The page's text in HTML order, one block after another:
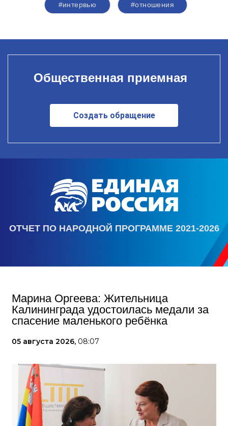
#интервью #отношения
Общественная приемная
Создать обращение
ОТЧЕТ ПО НАРОДНОЙ ПРОГРАММЕ 2021-2026
Марина Оргеева: Жительница
Калининграда удостоилась медали за
спасение маленького ребёнка
05 августа 2026, 08:07